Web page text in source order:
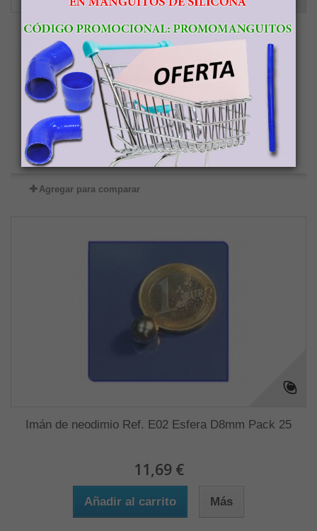
Imán de neodimio Ref. E03Au Esfera Acabado...
42,50 €
Añadir al carrito Más
En stock
Agregar para comparar
Imán de neodimio Ref. E02 Esfera D8mm Pack 25
11,69 €
Añadir al carrito Más